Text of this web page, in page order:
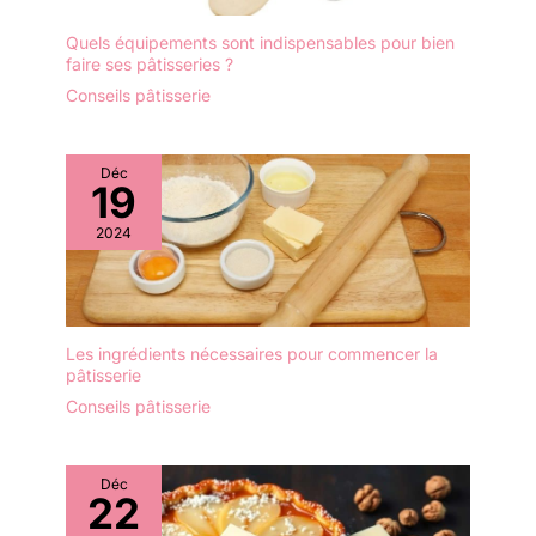
vous achetez notre
produit, nous vous
problèmes de qualité ou
d'utilisation à l'avenir,
vous pouvez contacter
notre service clientèle à
tout moment.
collante est facile à
23*12cm. Taille
appropriée pour contenir
et afficher du fromage,
des gâteaux, des fruits,
des biscuits, des
collations et des
pâtisseries. Bon pour le
brunch, le dîner, la fête, le
mariage et bien d'autres
rectangulaire
ergonomique et un
rebord étroit. Les rebords
Quels équipements sont indispensables pour bien
faire ses pâtisseries ?
Conseils pâtisserie
Déc
19
2024
Les ingrédients nécessaires pour commencer la
pâtisserie
Conseils pâtisserie
Déc
22